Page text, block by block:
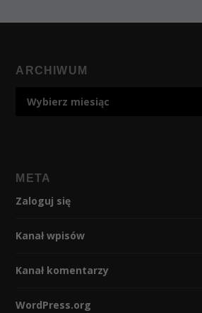
ARCHIWUM
META
Zaloguj się
Kanał wpisów
Kanał komentarzy
WordPress.org